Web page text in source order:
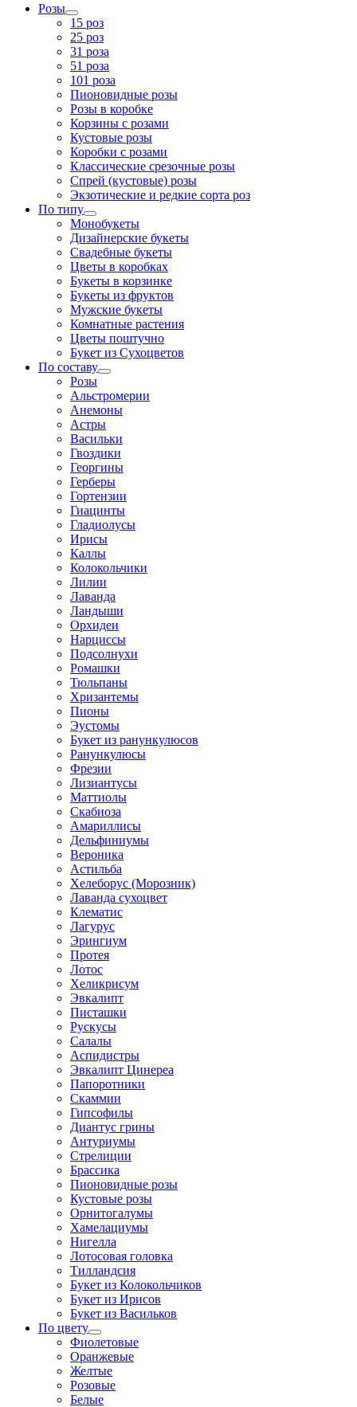
Розы
15 роз
25 роз
31 роза
51 роза
101 роза
Пионовидные розы
Розы в коробке
Корзины с розами
Кустовые розы
Коробки с розами
Классические срезочные розы
Спрей (кустовые) розы
Экзотические и редкие сорта роз
По типу
Монобукеты
Дизайнерские букеты
Свадебные букеты
Цветы в коробках
Букеты в корзинке
Букеты из фруктов
Мужские букеты
Комнатные растения
Цветы поштучно
Букет из Сухоцветов
По составу
Розы
Альстромерии
Анемоны
Астры
Васильки
Гвоздики
Георгины
Герберы
Гортензии
Гиацинты
Гладиолусы
Ирисы
Каллы
Колокольчики
Лилии
Лаванда
Ландыши
Орхидеи
Нарциссы
Подсолнухи
Ромашки
Тюльпаны
Хризантемы
Пионы
Эустомы
Букет из ранункулюсов
Ранункулюсы
Фрезии
Лизиантусы
Маттиолы
Скабиоза
Амариллисы
Дельфиниумы
Вероника
Астильба
Хелеборус (Морозник)
Лаванда сухоцвет
Клематис
Лагурус
Эрингиум
Протея
Лотос
Хеликрисум
Эвкалипт
Писташки
Рускусы
Салалы
Аспидистры
Эвкалипт Цинереа
Папоротники
Скаммии
Гипсофилы
Диантус грины
Антуриумы
Стрелиции
Брассика
Пионовидные розы
Кустовые розы
Орнитогалумы
Хамелациумы
Нигелла
Лотосовая головка
Тилландсия
Букет из Колокольчиков
Букет из Ирисов
Букет из Васильков
По цвету
Фиолетовые
Оранжевые
Желтые
Розовые
Белые